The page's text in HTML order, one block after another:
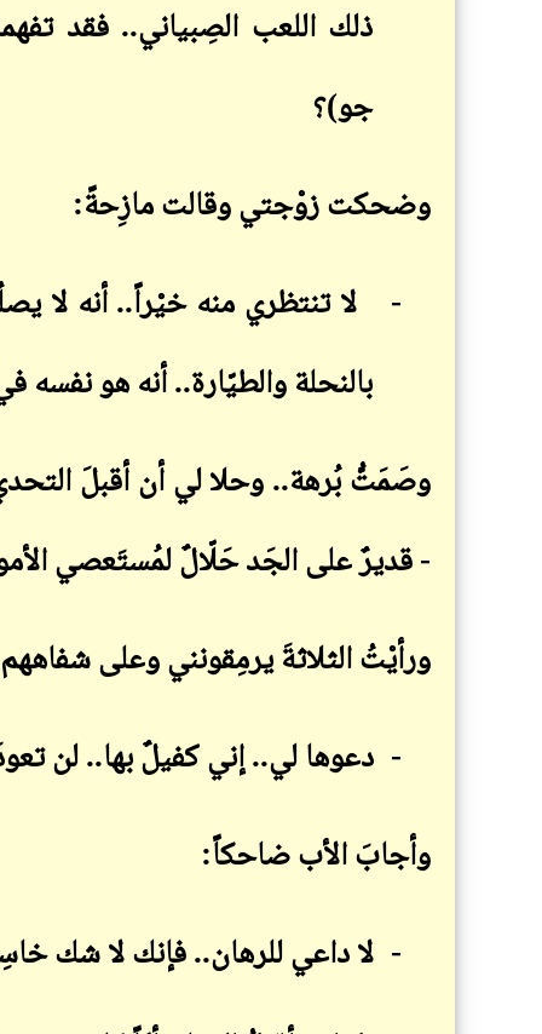
ذلك اللعب الصِبياني.. فقد
جو)؟
وضحكت زوْجتي وقالت مازِحةً:
-
لا تنتظري منه خيْراً.. أنه
بالنحلة والطيّارة.. أنه هو
وصَمَتُّ بُرهة.. وحلا لي أن أقبلَ
- قديرٌ على الجَد حَلّالٌ لمُستَعصي
ورأيْتُ الثلاثةَ يرمِقونني وعلى
- دعوها لي.. إني كفيلٌ بها.. لن
وأجابَ الأب ضاحكاً:
- لا داعي للرهان.. فإنك لا شك